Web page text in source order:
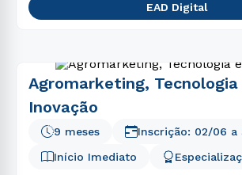
EAD Digital
Agromarketing, Tecnologia
Inovação
9 meses
Início Imediato
Inscrição: 02/06 a